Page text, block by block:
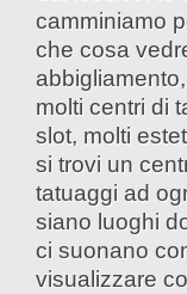
camminiamo
che cosa
molti centri di
slot, molti
si trovi un
tatuaggi ad
siano luoghi
ci suonano
visualizzare